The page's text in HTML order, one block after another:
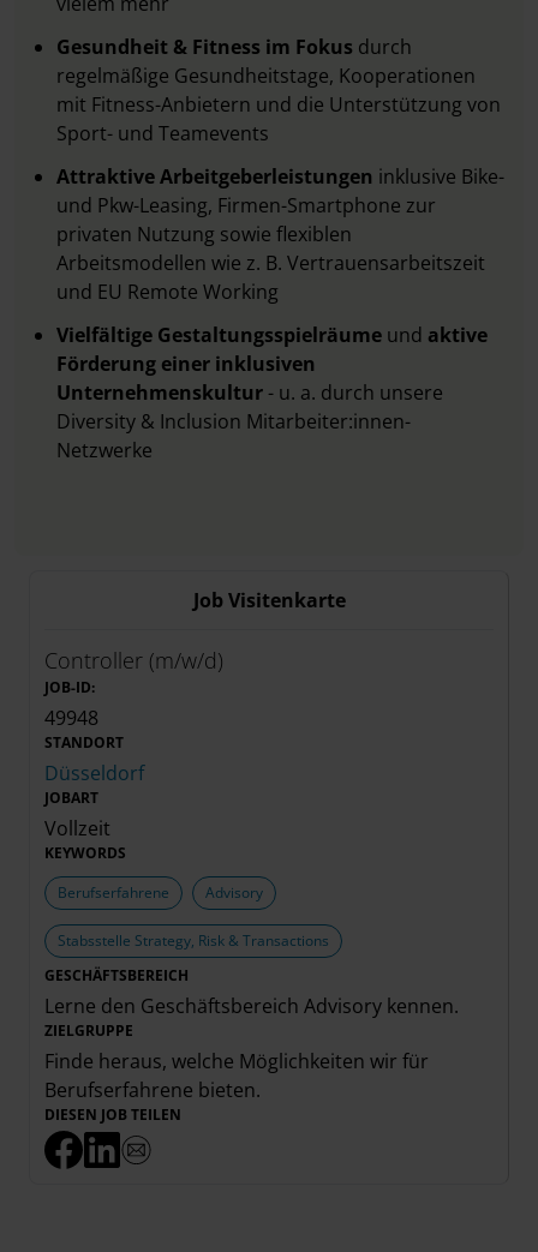
Gesundheit & Fitness im Fokus durch
regelmäßige Gesundheitstage, Kooperationen
mit Fitness-Anbietern und die Unterstützung von
Sport- und Teamevents
Attraktive Arbeitgeberleistungen inklusive Bike-
und Pkw-Leasing, Firmen-Smartphone zur
privaten Nutzung sowie flexiblen
Arbeitsmodellen wie z. B. Vertrauensarbeitszeit
und EU Remote Working
Vielfältige Gestaltungsspielräume und aktive
Förderung einer inklusiven
Unternehmenskultur - u. a. durch unsere
Diversity & Inclusion Mitarbeiter:innen-
Netzwerke
Job Visitenkarte
Controller (m/w/d)
JOB-ID:
49948
STANDORT
Düsseldorf
JOBART
Vollzeit
KEYWORDS
Berufserfahrene
Advisory
Stabsstelle Strategy, Risk & Transactions
GESCHÄFTSBEREICH
Lerne den Geschäftsbereich Advisory kennen.
ZIELGRUPPE
Finde heraus, welche Möglichkeiten wir für
Berufserfahrene bieten.
DIESEN JOB TEILEN